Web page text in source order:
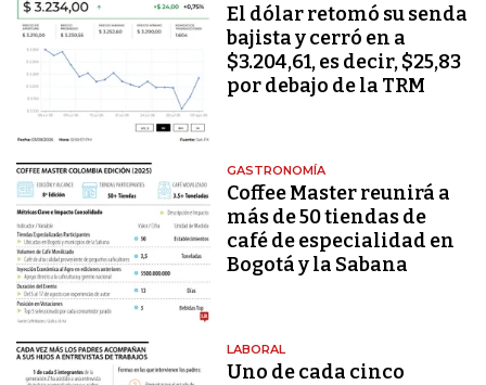
El dólar retomó su senda
bajista y cerró en a
$3.204,61, es decir, $25,83
por debajo de la TRM
GASTRONOMÍA
Coffee Master reunirá a
más de 50 tiendas de
café de especialidad en
Bogotá y la Sabana
LABORAL
Uno de cada cinco